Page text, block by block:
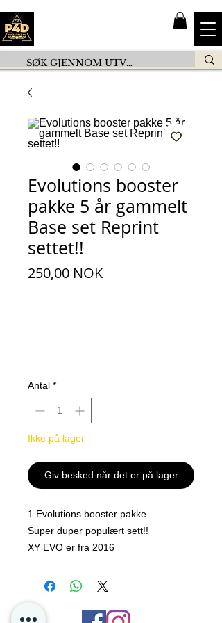
Evolutions booster
pakke 5 år gammelt
Base set Reprint
settet!!
250,00 NOKPris
Antal *
Ikke på lager
Giv besked når det er på lager
1 Evolutions booster pakke.
Super duper populært sett!!
XY EVO er fra 2016